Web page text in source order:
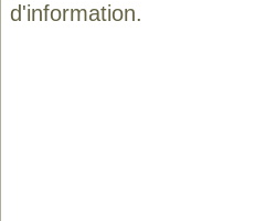
d'information.